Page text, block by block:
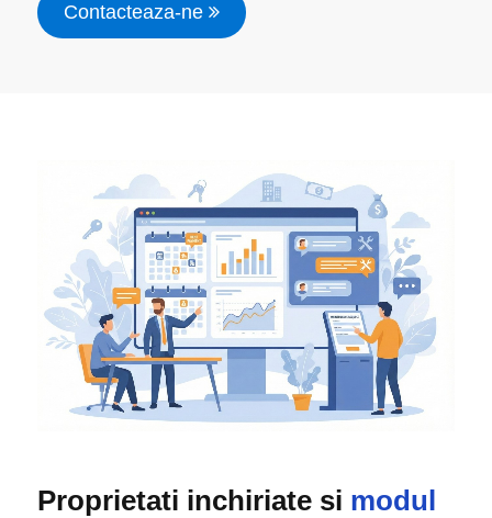
Contacteaza-ne
Proprietati inchiriate si modul